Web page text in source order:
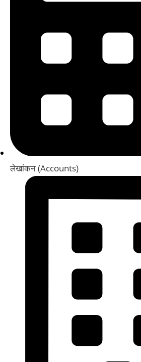
लेखांकन (Accounts)